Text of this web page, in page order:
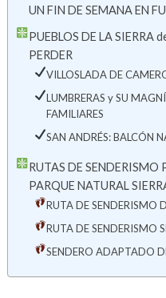
UN FIN DE SEMANA EN
PUEBLOS DE LA SIERRA
PERDER
VILLOSLADA DE
LUMBRERAS y SU
FAMILIARES
SAN ANDRÉS: BALCÓN
RUTAS DE SENDERISMO
PARQUE NATURAL
RUTA DE SENDERISMO
RUTA DE SENDERISMO
SENDERO ADAPTADO